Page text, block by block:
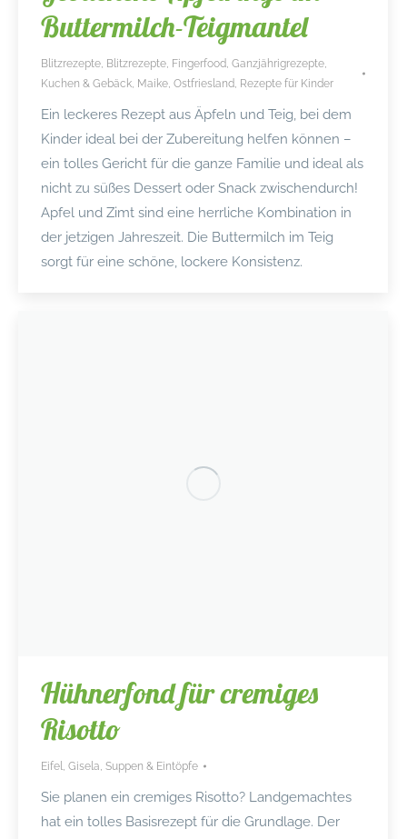
Buttermilch-Teigmantel
Blitzrezepte, Blitzrezepte, Fingerfood, Ganzjährigrezepte,
Kuchen & Gebäck, Maike, Ostfriesland, Rezepte für Kinder
Ein leckeres Rezept aus Äpfeln und Teig, bei dem
Kinder ideal bei der Zubereitung helfen können –
ein tolles Gericht für die ganze Familie und ideal als
nicht zu süßes Dessert oder Snack zwischendurch!
Apfel und Zimt sind eine herrliche Kombination in
der jetzigen Jahreszeit. Die Buttermilch im Teig
sorgt für eine schöne, lockere Konsistenz.
Hühnerfond für cremiges
Risotto
Eifel, Gisela, Suppen & Eintöpfe
Sie planen ein cremiges Risotto? Landgemachtes
hat ein tolles Basisrezept für die Grundlage. Der